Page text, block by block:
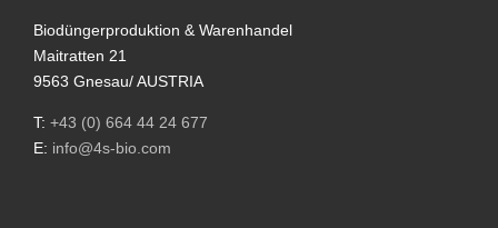
Biodüngerproduktion & Warenhandel
Maitratten 21
9563 Gnesau/ AUSTRIA
T: +43 (0) 664 44 24 677
E: info@4s-bio.com